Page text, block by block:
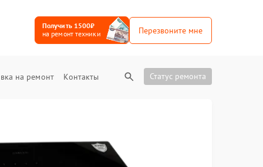
Получить 1500₽
на ремонт техники
Перезвоните мне
на ремонт Контакты Статус ремонта